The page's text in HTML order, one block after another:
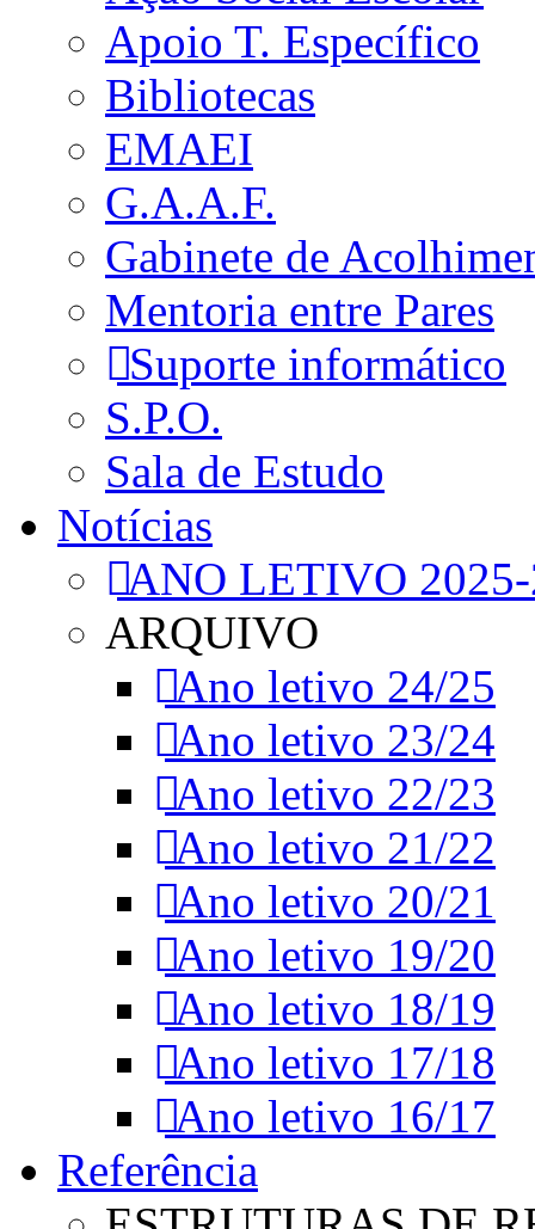
Apoio T. Específico
Bibliotecas
EMAEI
G.A.A.F.
Gabinete de
Mentoria entre Pares
Suporte informático
S.P.O.
Sala de Estudo
Notícias
ANO LETIVO
ARQUIVO
Ano letivo 24/25
Ano letivo 23/24
Ano letivo 22/23
Ano letivo 21/22
Ano letivo 20/21
Ano letivo 19/20
Ano letivo 18/19
Ano letivo 17/18
Ano letivo 16/17
Referência